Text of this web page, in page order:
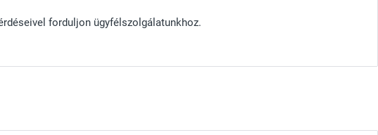
forduljon ügyfélszolgálatunkhoz.